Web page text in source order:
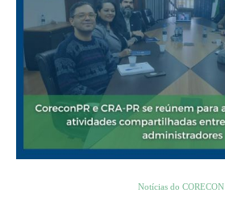
Notícias do CORECON